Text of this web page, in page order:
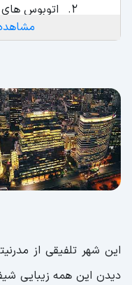
اتوبوس
محله رنگی لا بوکا
سن تلمو
میدان دورگو
پل زن
این شهر تلفیقی از
دیدن این همه زیبایی